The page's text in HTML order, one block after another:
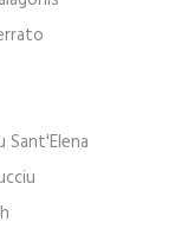
Sant'Elena